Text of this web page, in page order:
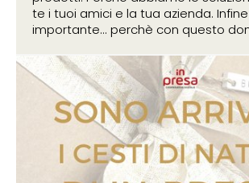
14 ottobre 2019
te i tuoi amici e la tua azienda.
importante... perchè con questo